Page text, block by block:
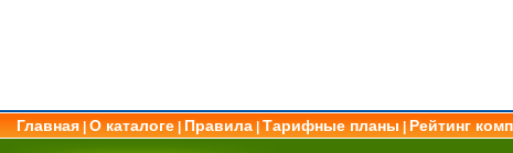
Главная О каталоге Правила Тарифные планы Рейтинг